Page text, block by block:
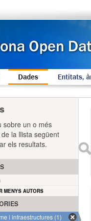
Dades Entitats,
sobre un o més
la llista següent
els resultats.
MENYS AUTORS
i infraestructures (1)